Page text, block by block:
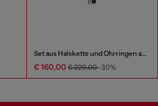
Set aus Halskette und Ohrringen aus Edelstahl
€ 160,00 € 229,00-30%